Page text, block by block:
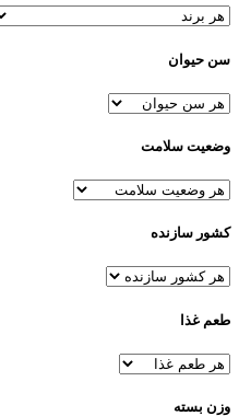
سن حیوان
وضعیت سلامت
کشور سازنده
طعم غذا
وزن بسته